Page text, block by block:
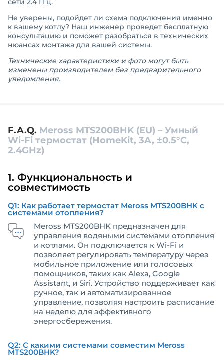
сети 2.4 ГГц.
Не уверены, подойдет ли схема подключения именно
к вашему котлу? Наш инженер проведет бесплатную
консультацию и поможет разобраться в технических
нюансах монтажа для вашей системы.
Технические характеристики и фото могут быть
изменены производителем без предварительного
уведомления.
F.A.Q. Meross MTS200BHK (EU) – Умный
Wi-Fi термостат (HomeKit, 3A, ±0.5°C,
2.4GHz)
1. Функциональность и
совместимость
Q1: Как работает термостат Meross MTS200BHK с
системами отопления?
Meross MTS200BHK предназначен для
управления водяными системами отопления
и котлами. Он подключается к Wi-Fi и
позволяет регулировать температуру через
мобильное приложение или голосовых
помощников, таких как Alexa, Google
Assistant, и Siri. Устройство поддерживает как
ручное, так и автоматизированное
управление, позволяя настроить расписание
на неделю для эффективного
энергосбережения.
Q2: С какими системами совместим Meross
MTS200BHK?